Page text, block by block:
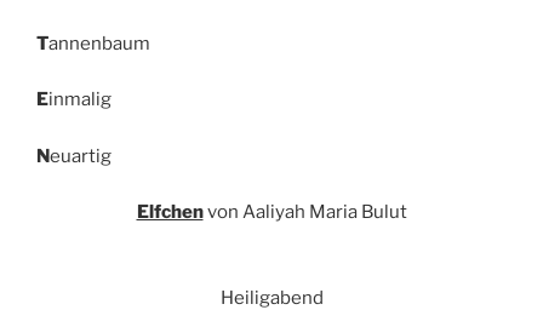
Tannenbaum
Einmalig
Neuartig
Elfchenvon Aaliyah Maria Bulut
Heiligabend